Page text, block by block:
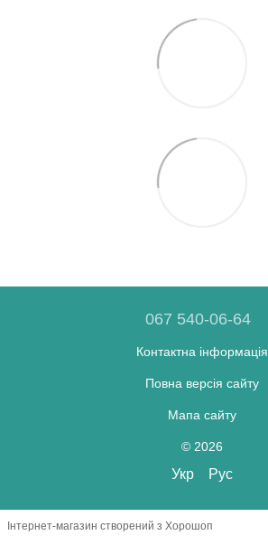
067 540-06-64
Контактна інформація
Повна версія сайту
Мапа сайту
© 2026
Укр Рус
Інтернет-магазин створений з Хорошоп